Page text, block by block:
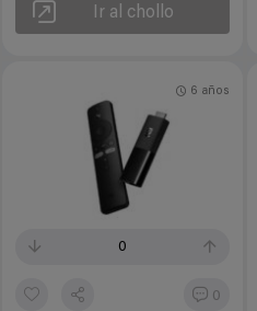
Ir al chollo
0
0
6 años